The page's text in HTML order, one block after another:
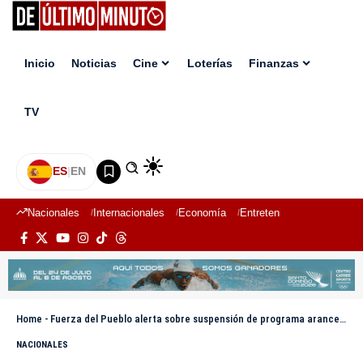
Inicio Noticias Cine Loterías Finanzas
TV
ES|EN
Nacionales Internacionales Economía Entretenimiento
Home - Fuerza del Pueblo alerta sobre suspensión de programa arancelario con Haití: advierte impacto estructural en RD
NACIONALES